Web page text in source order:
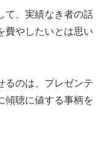
て、実績なき者の話
費やしたいとは思い
るのは、プレゼンテ
傾聴に値する事柄を